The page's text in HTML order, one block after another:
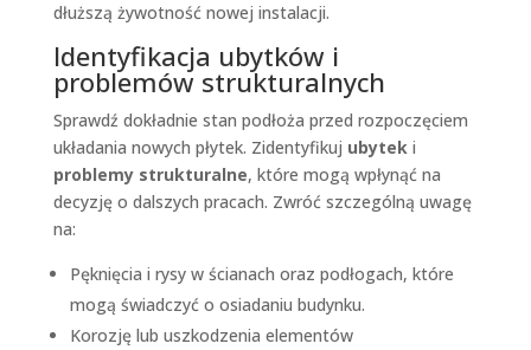
dłuższą żywotność nowej instalacji.
Identyfikacja ubytków i
problemów strukturalnych
Sprawdź dokładnie stan podłoża przed rozpoczęciem
układania nowych płytek. Zidentyfikuj ubyteki
problemy strukturalne, które mogą wpłynąć na
decyzję o dalszych pracach. Zwróć szczególną uwagę
na:
Pęknięcia i rysy w ścianach oraz podłogach, które
mogą świadczyć o osiadaniu budynku.
Korozję lub uszkodzenia elementów